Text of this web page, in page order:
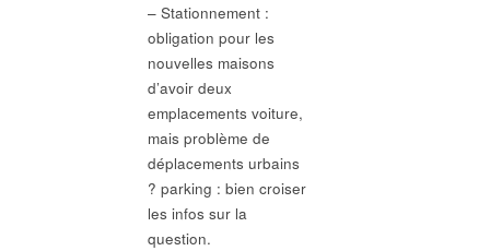
– Stationnement :
obligation pour les
nouvelles maisons
d’avoir deux
emplacements voiture,
mais problème de
déplacements urbains
? parking : bien croiser
les infos sur la
question.